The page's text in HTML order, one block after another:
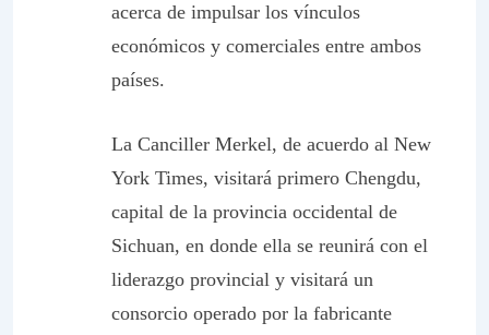
acerca de impulsar los vínculos
económicos y comerciales entre ambos
países.
La Canciller Merkel, de acuerdo al New
York Times, visitará primero Chengdu,
capital de la provincia occidental de
Sichuan, en donde ella se reunirá con el
liderazgo provincial y visitará un
consorcio operado por la fabricante